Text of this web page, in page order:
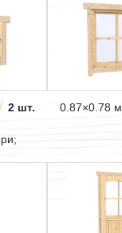
2 шт. 0.87×0.78 м.